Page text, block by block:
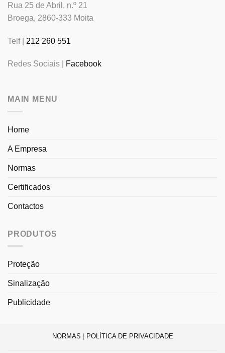
Rua 25 de Abril, n.º 21
Broega, 2860-333 Moita
Telf | 212 260 551
Redes Sociais | Facebook
MAIN MENU
Home
A Empresa
Normas
Certificados
Contactos
PRODUTOS
Proteção
Sinalização
Publicidade
NORMAS POLÍTICA DE PRIVACIDADE